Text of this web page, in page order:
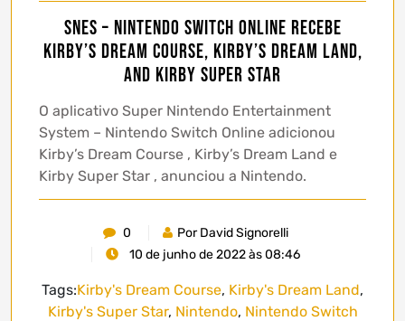
SNES – Nintendo Switch Online recebe
Kirby’s Dream Course, Kirby’s Dream Land,
and Kirby Super Star
O aplicativo Super Nintendo Entertainment
System – Nintendo Switch Online adicionou
Kirby’s Dream Course , Kirby’s Dream Land e
Kirby Super Star , anunciou a Nintendo.
0
Por David Signorelli
10 de junho de 2022 às 08:46
Tags:Kirby's Dream Course, Kirby's Dream Land,
Kirby's Super Star, Nintendo, Nintendo Switch